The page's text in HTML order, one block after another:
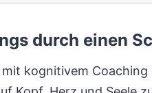
durch einen
kognitivem